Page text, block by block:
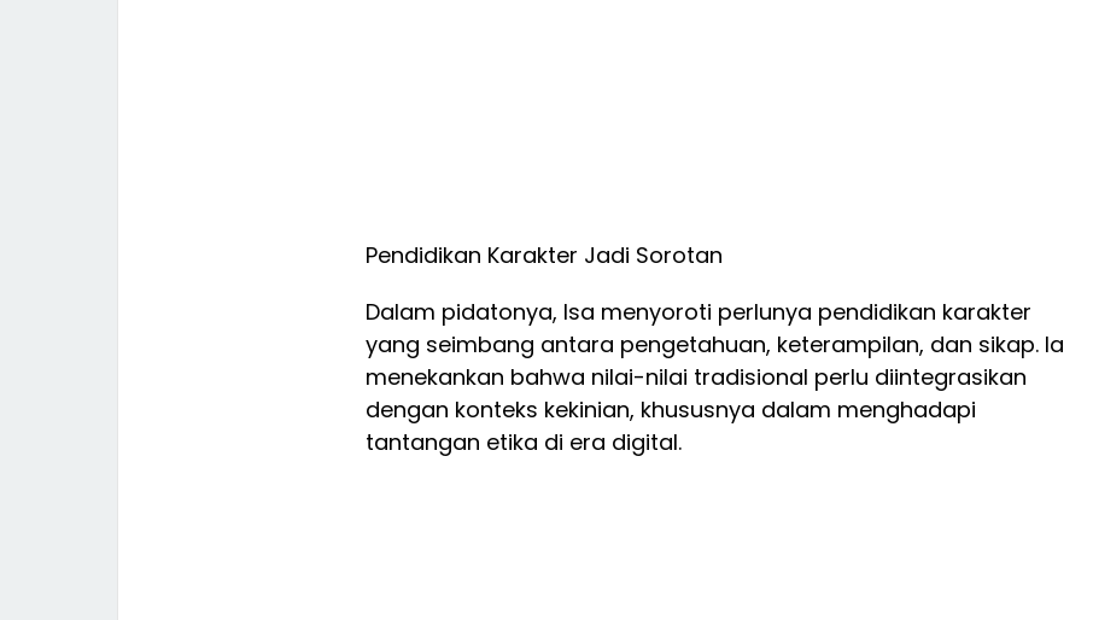
Pendidikan Karakter Jadi Sorotan
Dalam pidatonya, Isa menyoroti perlunya pendidikan karakter
yang seimbang antara pengetahuan, keterampilan, dan sikap. Ia
menekankan bahwa nilai-nilai tradisional perlu diintegrasikan
dengan konteks kekinian, khususnya dalam menghadapi
tantangan etika di era digital.